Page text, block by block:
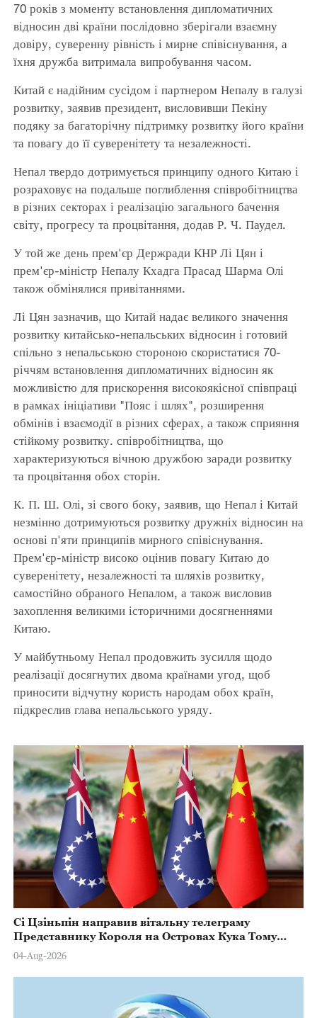
70 років з моменту встановлення дипломатичних
відносин дві країни послідовно зберігали взаємну
довіру, суверенну рівність і мирне співіснування, а
їхня дружба витримала випробування часом.
Китай є надійним сусідом і партнером Непалу в галузі
розвитку, заявив президент, висловивши Пекіну
подяку за багаторічну підтримку розвитку його країни
та повагу до її суверенітету та незалежності.
Непал твердо дотримується принципу одного Китаю і
розраховує на подальше поглиблення співробітництва
в різних секторах і реалізацію загального бачення
світу, прогресу та процвітання, додав Р. Ч. Паудел.
У той же день прем'єр Держради КНР Лі Цян і
прем'єр-міністр Непалу Кхадга Прасад Шарма Олі
також обмінялися привітаннями.
Лі Цян зазначив, що Китай надає великого значення
розвитку китайсько-непальських відносин і готовий
спільно з непальською стороною скористатися 70-
річчям встановлення дипломатичних відносин як
можливістю для прискорення високоякісної співпраці
в рамках ініціативи "Пояс і шлях", розширення
обмінів і взаємодії в різних сферах, а також сприяння
стійкому розвитку. співробітництва, що
характеризуються вічною дружбою заради розвитку
та процвітання обох сторін.
К. П. Ш. Олі, зі свого боку, заявив, що Непал і Китай
незмінно дотримуються розвитку дружніх відносин на
основі п'яти принципів мирного співіснування.
Прем'єр-міністр високо оцінив повагу Китаю до
суверенітету, незалежності та шляхів розвитку,
самостійно обраного Непалом, а також висловив
захоплення великими історичними досягненнями
Китаю.
У майбутньому Непал продовжить зусилля щодо
реалізації досягнутих двома країнами угод, щоб
приносити відчутну користь народам обох країн,
підкреслив глава непальського уряду.
Сі Цзіньпін направив вітальну телеграму
Представнику Короля на Островах Кука Тому
Марстерсу з нагоди Дня Конституції
04-Aug-2026